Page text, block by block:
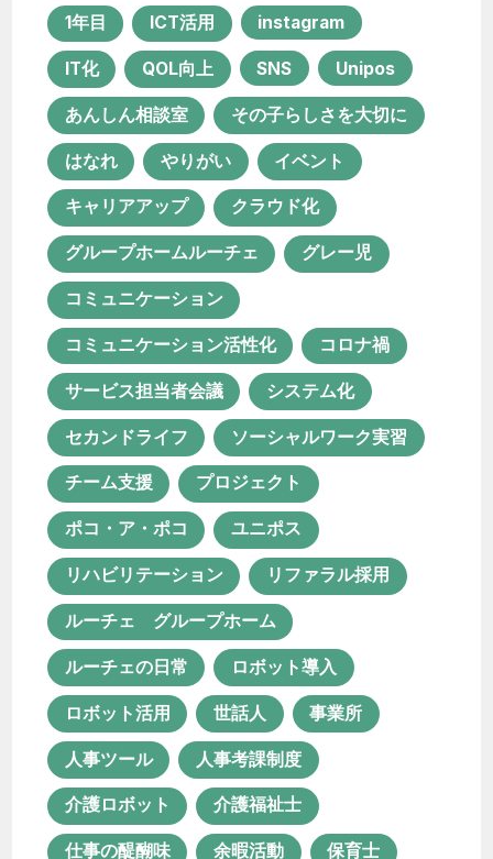
コミュニケーション活性化 コロナ禍
サービス担当者会議 システム化
セカンドライフ
ソーシャルワーク実習 チーム支援
プロジェクト ポコ・ア・ポコ
ユニポス リハビリテーション
リファラル採用
ルーチェ グループホーム
ルーチェの日常 ロボット導入
ロボット活用 世話人 事業所
人事ツール 人事考課制度
介護ロボット 介護福祉士
仕事の醍醐味 余暇活動 保育士
保育士資格が活かせる職業
保育所等訪問支援 働き方改革
働き甲斐 児童発達支援
児童発達支援・放課後等デイサービス
児童発達支援管理責任者
共同生活援助 医療×福祉
1年目 ICT活用 instagram
IT化 QOL向上 SNS Unipos
あんしん相談室 その子らしさを大切に
はなれ やりがい イベント
キャリアアップ クラウド化
グループホームルーチェ グレー児
コミュニケーション
コミュニケーション活性化 コロナ禍
サービス担当者会議 システム化
セカンドライフ ソーシャルワーク実習
チーム支援 プロジェクト
ポコ・ア・ポコ ユニポス
リハビリテーション リファラル採用
ルーチェ グループホーム
ルーチェの日常 ロボット導入
ロボット活用 世話人 事業所
人事ツール 人事考課制度
介護ロボット 介護福祉士
仕事の醍醐味 余暇活動 保育士